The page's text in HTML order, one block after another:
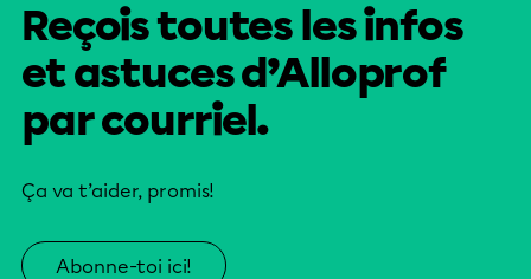
Reçois toutes les infos
et astuces d’Alloprof
par courriel.
Ça va t’aider, promis!
Abonne-toi ici!